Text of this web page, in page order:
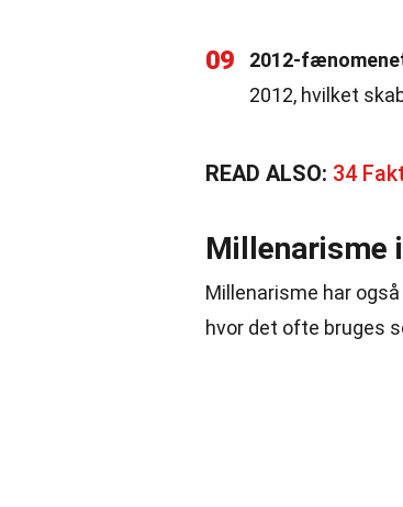
09 2012-
2012, hvilket
READ ALSO: 34
Millenarisme
Millenarisme har
hvor det ofte bruges